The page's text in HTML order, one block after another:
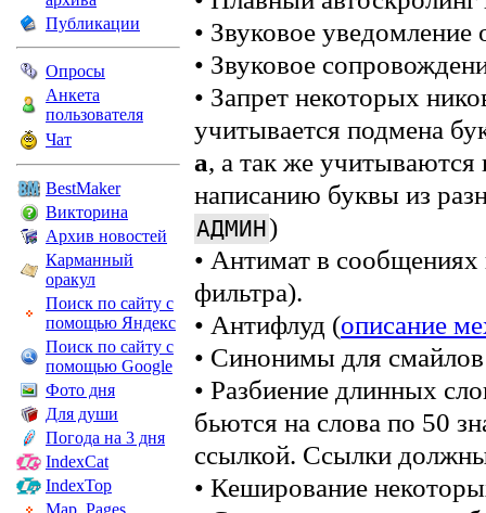
Публикации
Опросы
Анкета
пользователя
Чат
BestMaker
Викторина
Архив новостей
Карманный
оракул
Поиск по сайту с
помощью Яндекс
Поиск по сайту с
помощью Google
Фото дня
Для души
Погода на 3 дня
IndexCat
IndexTop
Map_Pages
• Звуковое уведомление
• Звуковое
• Запрет некоторых
учитывается подмена
а, а так же
написанию буквы из
АДМИН)
• Антимат в
фильтра).
• Антифлуд (описание
• Синонимы для
• Разбиение длинных
бьются на слова по 50
ссылкой. Ссылки
• Кеширование